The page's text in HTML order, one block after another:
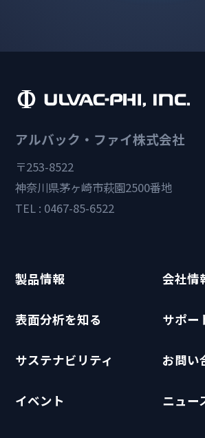
アルバック・ファイ株式会社
〒253-8522
神奈川県茅ヶ崎市萩園2500番地
TEL : 0467-85-6522
製品情報 会社情
表面分析を知る サポー
サステナビリティ お問い
イベント ニュー